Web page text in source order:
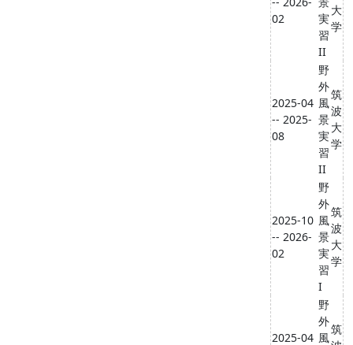
02
実
習
II
大
学
2025-04
-- 2025-
08
野
外
風
景
実
習
II
筑
波
大
学
2025-10
-- 2026-
02
野
外
風
景
実
習
I
筑
波
大
学
2025-04
野
外
風
筑